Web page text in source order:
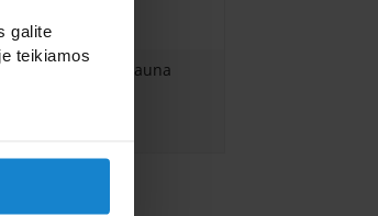
galite
teikiamos
KLAFS Aura Sauna